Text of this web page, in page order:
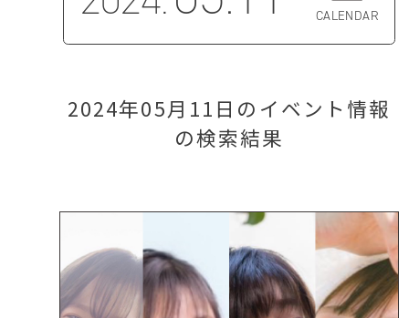
CALENDAR
2024年05月11日のイベント情報
の検索結果